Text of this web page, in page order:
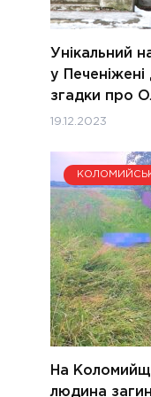
Унікальний
у
згадки про
19.12.2023
На
людина